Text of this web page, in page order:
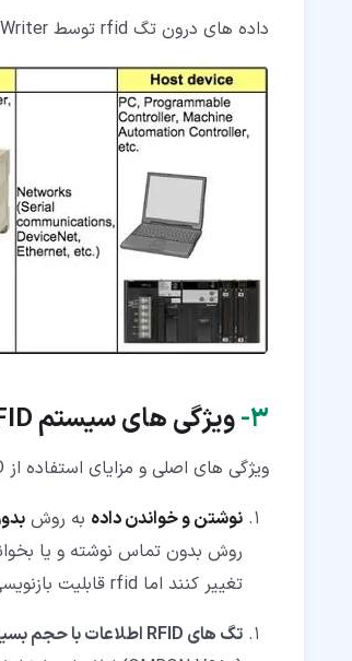
داده های درون تگ rfid توسط Reader/Writer خوانده می شوند و قابل بازنویسی هستند.
۳‏- ویژگی های سیستم RFID چیست؟
ویژگی های اصلی و مزایای استفاده از RFID ها نسبت به سایر تکنولوژی های سامانه شناسایی مثل بارکد و QR کد از این قرارند:
نوشتن و خواندن داده به روش
روش بدون تماس نوشته و یا
تغییر کنند اما rfid قابلیت بازنویسی مجدد را دارد.)
تگ های RFID
اطلاعات با حجم